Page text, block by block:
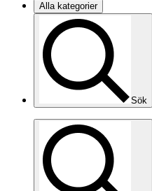
Alla kategorier
Sök